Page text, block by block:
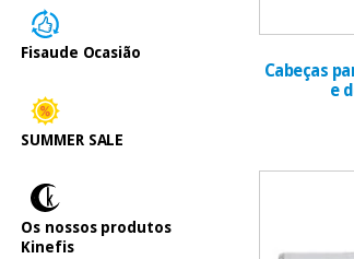
Fisaude Ocasião
SUMMER SALE
Os nossos produtos
Kinefis
Cabeças
e